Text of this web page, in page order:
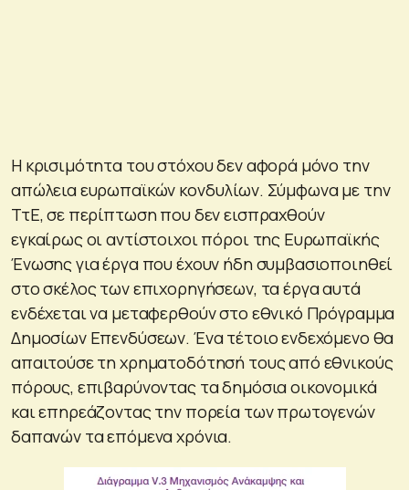
Η κρισιμότητα του στόχου δεν αφορά μόνο την
απώλεια ευρωπαϊκών κονδυλίων. Σύμφωνα με την
ΤτΕ, σε περίπτωση που δεν εισπραχθούν
εγκαίρως οι αντίστοιχοι πόροι της Ευρωπαϊκής
Ένωσης για έργα που έχουν ήδη συμβασιοποιηθεί
στο σκέλος των επιχορηγήσεων, τα έργα αυτά
ενδέχεται να μεταφερθούν στο εθνικό Πρόγραμμα
Δημοσίων Επενδύσεων. Ένα τέτοιο ενδεχόμενο θα
απαιτούσε τη χρηματοδότησή τους από εθνικούς
πόρους, επιβαρύνοντας τα δημόσια οικονομικά
και επηρεάζοντας την πορεία των πρωτογενών
δαπανών τα επόμενα χρόνια.